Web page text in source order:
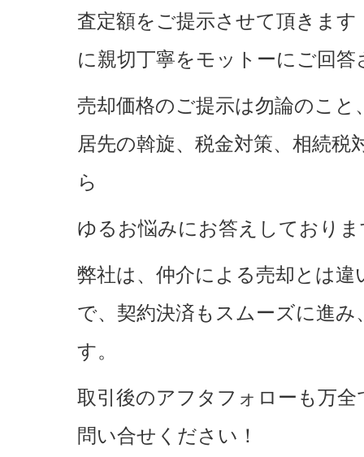
査定額をご提示させて頂きま
に親切丁寧をモットーにご回
売却価格のご提示は勿論のこ
居先の斡旋、税金対策、相続
ら
ゆるお悩みにお答えしておりま
弊社は、仲介による売却とは
で、契約決済もスムーズに進
す。
取引後のアフタフォローも万
問い合せください！